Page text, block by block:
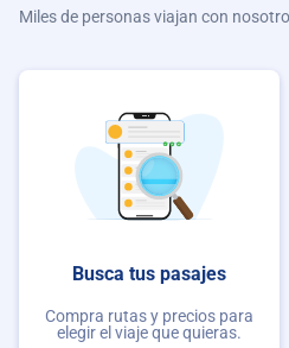
Miles de personas viajan con
Busca tus pasajes
Compra rutas y precios para
elegir el viaje que quieras.